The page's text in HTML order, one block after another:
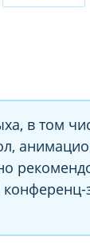
в том